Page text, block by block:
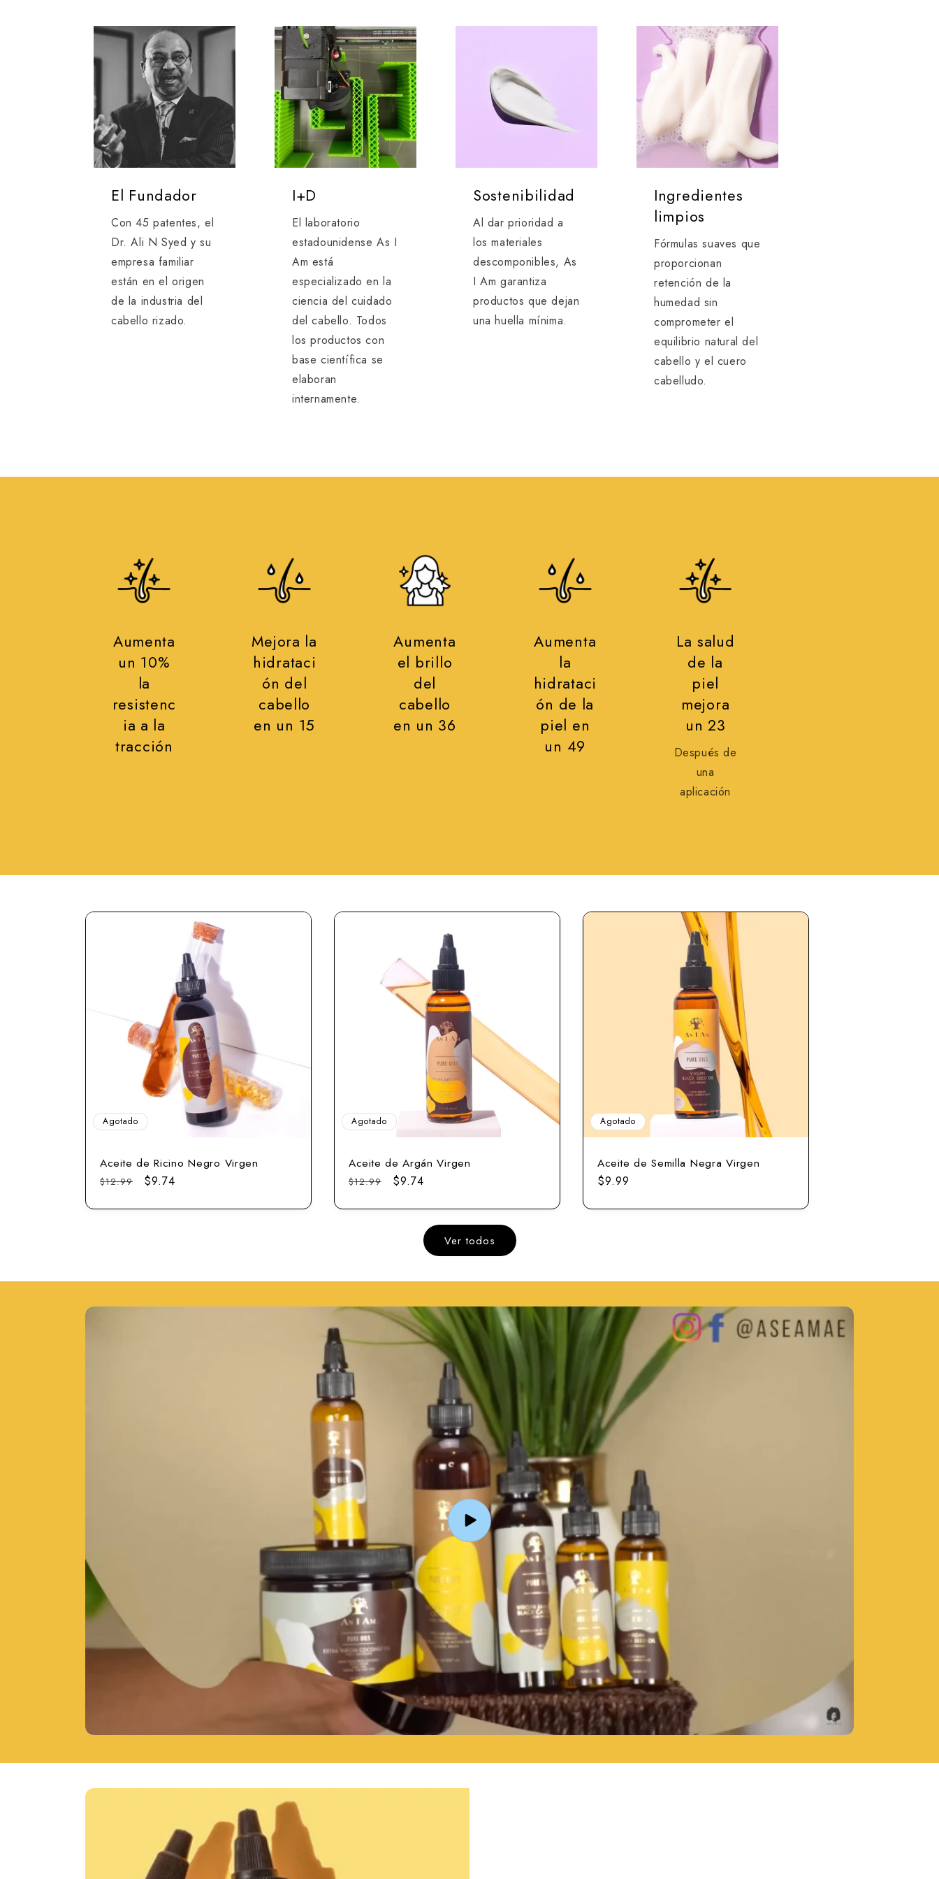
El Fundador
Con 45 patentes, el
Dr. Ali N Syed y su
empresa familiar
están en el origen
de la industria del
cabello rizado.
I+D
El laboratorio
estadounidense As I
Am está
especializado en la
ciencia del cuidado
del cabello. Todos
los productos con
base científica se
elaboran
internamente.
Sostenibilidad
Al dar prioridad a
los materiales
descomponibles, As
I Am garantiza
productos que dejan
una huella mínima.
Ingredientes
limpios
Fórmulas suaves que
proporcionan
retención de la
humedad sin
comprometer el
equilibrio natural del
cabello y el cuero
cabelludo.
Aumenta
un 10%
la
resistenc
ia a la
tracción
Mejora la
hidrataci
ón del
cabello
en un 15
Aumenta
el brillo
del
cabello
en un 36
Aumenta
la
hidrataci
ón de la
piel en
un 49
La salud
de la
piel
mejora
un 23
Después de
una
aplicación
Agotado
Aceite de Ricino Negro Virgen
Precio
$12.99
Precio
venta
$9.74
Agotado
Aceite de Argán Virgen
Precio
$12.99
Precio
venta
$9.74
Agotado
Aceite de Semilla Negra Virgen
Precio
$9.99
Ver todos